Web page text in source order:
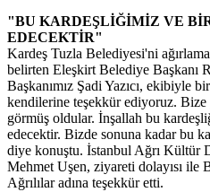
"BU KARDEŞLİĞİMİZ VE
EDECEKTİR"
Kardeş Tuzla Belediyesi'ni
belirten Eleşkirt Belediye Başkanı
Başkanımız Şadi Yazıcı, ekibiyle
kendilerine teşekkür ediyoruz.
görmüş oldular. İnşallah bu
edecektir. Bizde sonuna kadar bu
diye konuştu. İstanbul Ağrı Kültür
Mehmet Uşen, ziyareti dolayısı ile
Ağrılılar adına teşekkür etti.